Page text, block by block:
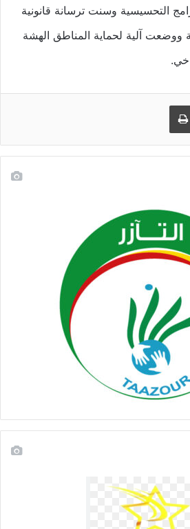
التحسيسية وسنت ترسانة قانونية
ووضعت آلية لحماية المناطق الهشة
طباعة